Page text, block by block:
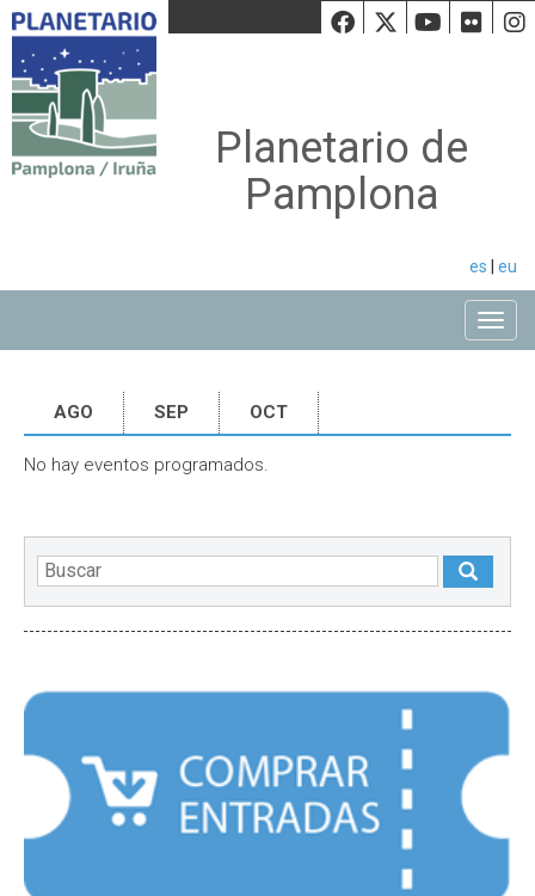
Facebook
Twiiter
Planetario de
Pamplona
es eu
AGO SEP OCT
No hay eventos programados.